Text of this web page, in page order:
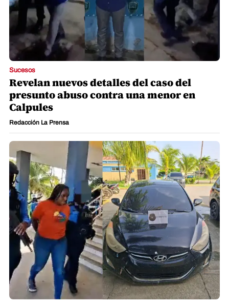
Sucesos
Revelan nuevos detalles del caso del
presunto abuso contra una menor en
Calpules
Redacción La Prensa